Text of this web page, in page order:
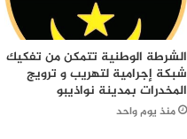
الشرطة الوطنية تتمكن من تفكيك
شبكة إجرامية لتهريب و ترويج
المخدرات بمدينة نواذيبو
منذ يوم واحد